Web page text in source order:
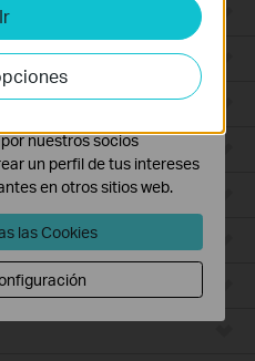
Ir
permiten analizar tus
con el fin de mejorar y
mismo.
nuestros socios
un perfil de tus intereses
en otros sitios web.
las Cookies